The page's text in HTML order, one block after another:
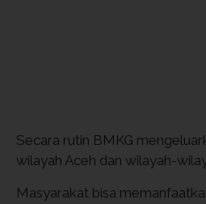
Secara rutin BMKG
wilayah Aceh dan wilayah-
Masyarakat bisa